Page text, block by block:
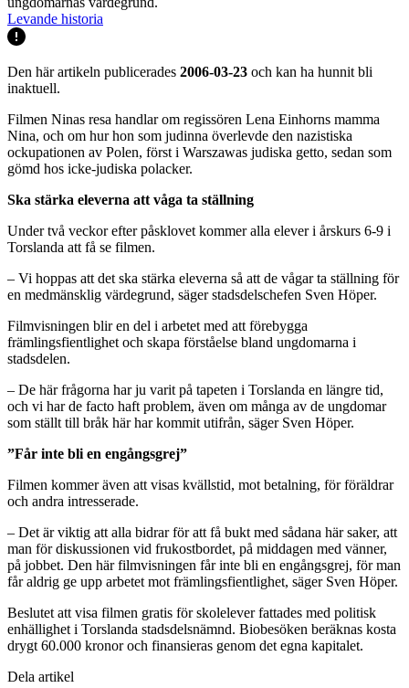
Levande historia
Den här artikeln publicerades 2006-03-23 och kan ha hunnit bli
inaktuell.
Filmen Ninas resa handlar om regissören Lena Einhorns mamma
Nina, och om hur hon som judinna överlevde den nazistiska
ockupationen av Polen, först i Warszawas judiska getto, sedan som
gömd hos icke-judiska polacker.
Ska stärka eleverna att våga ta ställning
Under två veckor efter påsklovet kommer alla elever i årskurs 6-9 i
Torslanda att få se filmen.
– Vi hoppas att det ska stärka eleverna så att de vågar ta ställning för
en medmänsklig värdegrund, säger stadsdelschefen Sven Höper.
Filmvisningen blir en del i arbetet med att förebygga
främlingsfientlighet och skapa förståelse bland ungdomarna i
stadsdelen.
– De här frågorna har ju varit på tapeten i Torslanda en längre tid,
och vi har de facto haft problem, även om många av de ungdomar
som ställt till bråk här har kommit utifrån, säger Sven Höper.
”Får inte bli en engångsgrej”
Filmen kommer även att visas kvällstid, mot betalning, för föräldrar
och andra intresserade.
– Det är viktig att alla bidrar för att få bukt med sådana här saker, att
man för diskussionen vid frukostbordet, på middagen med vänner,
på jobbet. Den här filmvisningen får inte bli en engångsgrej, för man
får aldrig ge upp arbetet mot främlingsfientlighet, säger Sven Höper.
Beslutet att visa filmen gratis för skolelever fattades med politisk
enhällighet i Torslanda stadsdelsnämnd. Biobesöken beräknas kosta
drygt 60.000 kronor och finansieras genom det egna kapitalet.
Dela artikel